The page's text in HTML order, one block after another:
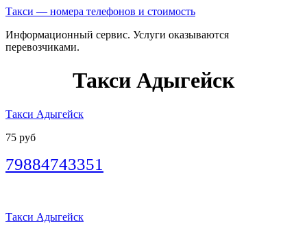
Такси — номера телефонов и стоимость
Информационный сервис. Услуги оказываются
перевозчиками.
Такси Адыгейск
Такси Адыгейск
75 руб
79884743351
Такси Адыгейск